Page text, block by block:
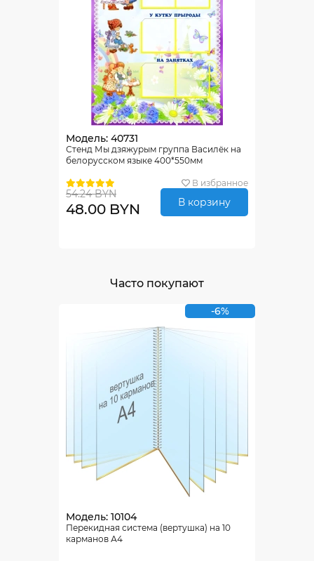
Модель: 40731
Стенд Мы дзяжурым группа Василёк на
белорусском языке 400*550мм
В избранное
54.24 BYN
48.00 BYN В корзину
Часто покупают
-6%
Модель: 10104
Перекидная система (вертушка) на 10
карманов А4